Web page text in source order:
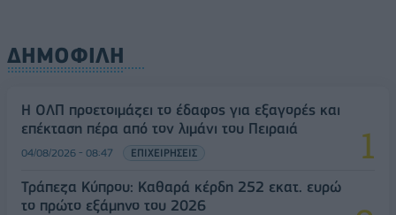
ΔΗΜΟΦΙΛΗ
H ΟΛΠ προετοιμάζει το έδαφος για εξαγορές και
επέκταση πέρα από τον λιμάνι του Πειραιά
04/08/2026 - 08:47 ΕΠΙΧΕΙΡΗΣΕΙΣ
Τράπεζα Κύπρου: Καθαρά κέρδη 252 εκατ. ευρώ
το πρώτο εξάμηνο του 2026